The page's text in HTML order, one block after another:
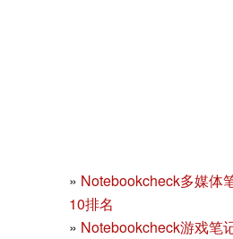
» Notebookcheck多媒体
10排名
» Notebookcheck游戏笔